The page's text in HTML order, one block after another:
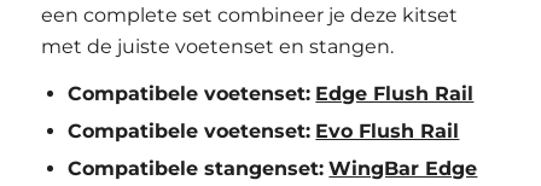
een complete set combineer je deze kitset
met de juiste voetenset en stangen.
Compatibele voetenset: Edge Flush Rail
Compatibele voetenset: Evo Flush Rail
Compatibele stangenset: WingBar Edge